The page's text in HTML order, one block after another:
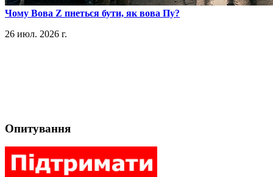
​Чому Вова Z пнеться бути, як вова Пу?
26 июл. 2026 г.
Опитування